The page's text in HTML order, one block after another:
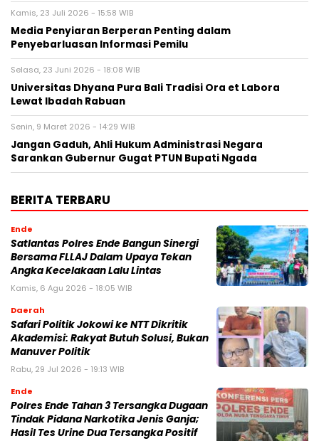
Kamis, 23 Juli 2026 - 15:58 WIB
Media Penyiaran Berperan Penting dalam
Penyebarluasan Informasi Pemilu
Selasa, 23 Juni 2026 - 18:08 WIB
Universitas Dhyana Pura Bali Tradisi Ora et Labora
Lewat Ibadah Rabuan
Senin, 9 Maret 2026 - 14:29 WIB
Jangan Gaduh, Ahli Hukum Administrasi Negara
Sarankan Gubernur Gugat PTUN Bupati Ngada
BERITA TERBARU
Ende
Satlantas Polres Ende Bangun Sinergi
Bersama FLLAJ Dalam Upaya Tekan
Angka Kecelakaan Lalu Lintas
Kamis, 6 Agu 2026 - 18:05 WIB
Daerah
Safari Politik Jokowi ke NTT Dikritik
Akademisi: Rakyat Butuh Solusi, Bukan
Manuver Politik
Rabu, 29 Jul 2026 - 19:13 WIB
Ende
Polres Ende Tahan 3 Tersangka Dugaan
Tindak Pidana Narkotika Jenis Ganja;
Hasil Tes Urine Dua Tersangka Positif